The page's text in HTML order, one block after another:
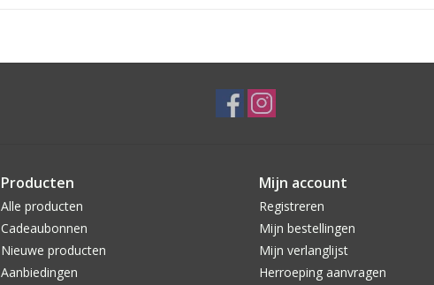
Producten
Alle producten
Cadeaubonnen
Nieuwe producten
Aanbiedingen
Mijn account
Registreren
Mijn bestellingen
Mijn verlanglijst
Herroeping aanvragen